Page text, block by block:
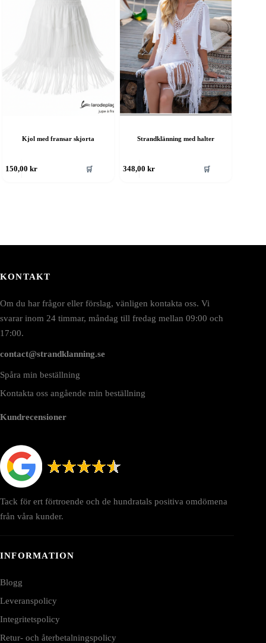
Kjol med fransar skjorta
150,00kr 🛒
Strandklänning med halter
348,00kr 🛒
KONTAKT
Om du har frågor eller förslag, vänligen kontakta oss. Vi
svarar inom 24 timmar, måndag till fredag mellan 09:00 och
17:00.
contact@strandklanning.se
Spåra min beställning
Kontakta oss angående min beställning
Kundrecensioner
Tack för ert förtroende och de hundratals positiva omdömena
från våra kunder.
INFORMATION
Blogg
Leveranspolicy
Integritetspolicy
Retur- och återbetalningspolicy